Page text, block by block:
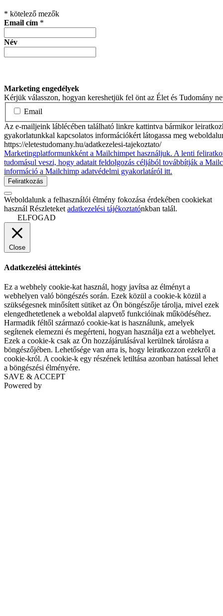
* kötelező mezők
Email cím *
Név
Marketing engedélyek
Kérjük válasszon, hogyan kereshetjük fel önt az Élet és Tudomány
Email
Az e-mailjeink láblécében található linkre kattintva bármikor
gyakorlatunkkal kapcsolatos információkért látogassa meg
https://eletestudomany.hu/adatkezelesi-tajekoztato/
Marketingplatformunkként a Mailchimpet használjuk. A lenti
tudomásul veszi, hogy adatait feldolgozás céljából továbbítják a
információ a Mailchimp adatvédelmi gyakorlatáról itt.
Weboldalunk a felhasználói élmény fokozása érdekében cookiekat
használ Részleteket adatkezelési tájékoztatónkban talál.
ELFOGAD
Close
Adatkezelési áttekintés
Ez a webhely cookie-kat használ, hogy javítsa az élményt a
webhelyen való böngészés során. Ezek közül a cookie-k közül a
szükségesnek minősített sütiket az Ön böngészője tárolja, mivel ezek
elengedhetetlenek a weboldal alapvető funkcióinak működéséhez.
Harmadik féltől származó cookie-kat is használunk, amelyek
segítenek elemezni és megérteni, hogyan használja ezt a webhelyet.
Ezek a cookie-k csak az Ön hozzájárulásával kerülnek tárolásra a
böngészőjében. Lehetősége van arra is, hogy leiratkozzon ezekről a
cookie-król. A cookie-k egy részének letiltása azonban hatással lehet
a böngészési élményére.
SAVE & ACCEPT
Powered by